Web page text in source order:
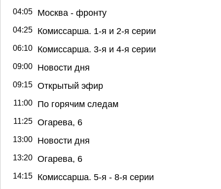
04:05 Москва - фронту
04:25 Комиссарша. 1-я и 2-я серии
06:10 Комиссарша. 3-я и 4-я серии
09:00 Новости дня
09:15 Открытый эфир
11:00 По горячим следам
11:25 Огарева, 6
13:00 Новости дня
13:20 Огарева, 6
14:15 Комиссарша. 5-я - 8-я серии